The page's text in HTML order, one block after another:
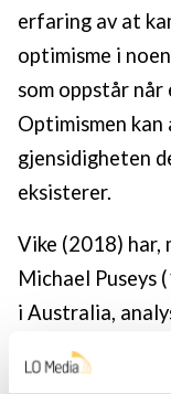
erfaring av at
optimisme i
som oppstår når
Optimismen
gjensidigheten
eksisterer.
Vike (2018) har,
Michael Puseys
i Australia,
distinksjonen
Utopisk tid